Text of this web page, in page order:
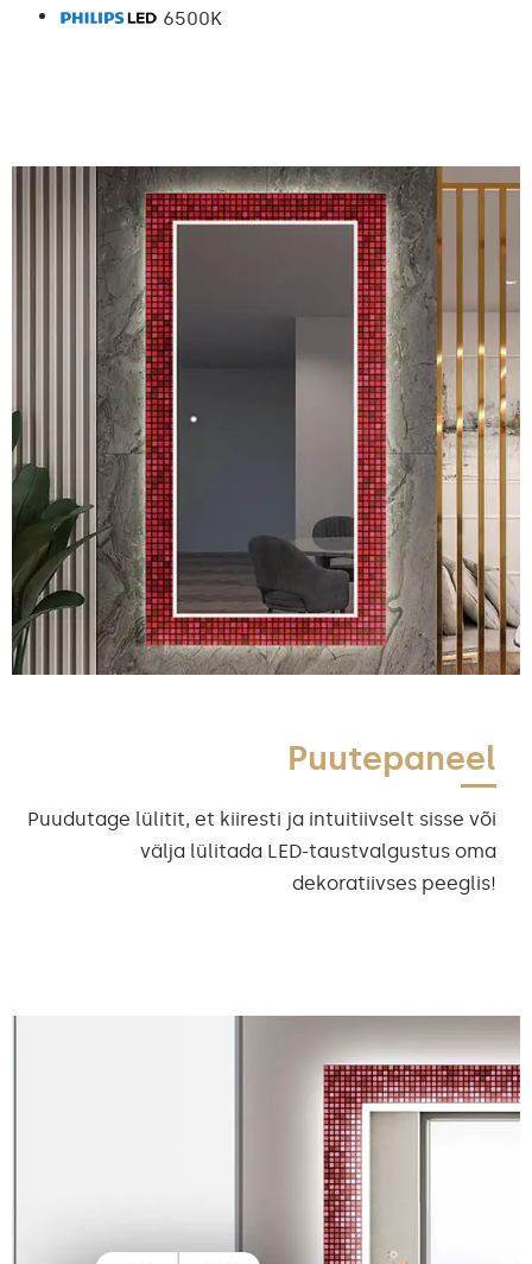
6500K
Puutepaneel
Puudutage lülitit, et kiiresti ja intuitiivselt sisse või
välja lülitada LED-taustvalgustus oma
dekoratiivses peeglis!